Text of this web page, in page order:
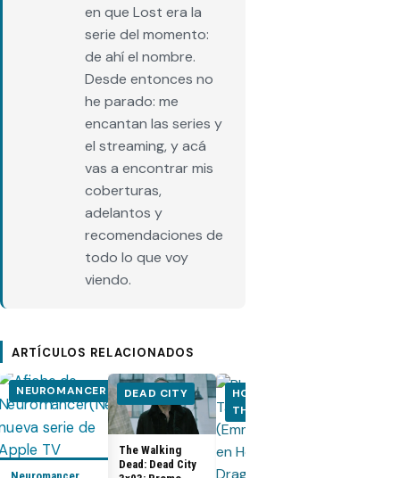
en que Lost era la
serie del momento:
de ahí el nombre.
Desde entonces no
he parado: me
encantan las series y
el streaming, y acá
vas a encontrar mis
coberturas,
adelantos y
recomendaciones de
todo lo que voy
viendo.
ARTÍCULOS RELACIONADOS
NEUROMANCER DEAD CITY
The Walking
Dead: Dead City
HOUSE OF
THE DRAGON